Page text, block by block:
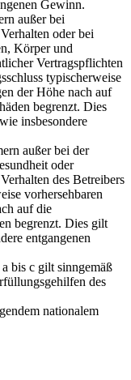
Gewinn.
außer bei
oder bei
Körper und
Vertragspflichten
typischerweise
der Höhe nach auf
begrenzt. Dies
insbesondere
außer bei der
oder
des Betreibers
vorhersehbaren
auf die
begrenzt. Dies gilt
entgangenen
bis c gilt sinngemäß
des
nationalem